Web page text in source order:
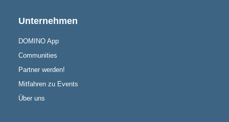
Unternehmen
DOMINO App
Communities
Partner werden!
Mitfahren zu Events
Über uns